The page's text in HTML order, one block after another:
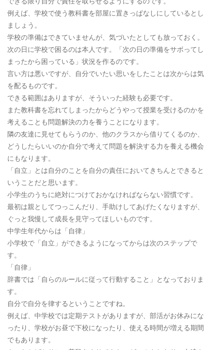
例えば、学校で使う教科書を部屋に置きっぱなしにしているとし
ましょう。
学校の準備はできていませんが、気づいたとしても放っておく。
次の日に学校で困るのは本人です。「次の日の準備をサボってし
まったから困っている」状況を作るのです。
言い方は悪いですが、自分でいたい思いをしたことは次からは気
を配るものです。
できる範囲はありますが、そういった経験も必要です。
また教科書を忘れてしまったからどうやって授業を受けるのかを
考えることも問題解決の力を養うことになります。
隣の友達に見せてもらうのか、他のクラスから借りてくるのか、
どうしたらいいのか自分で考えて問題を解決する力を養える機会
にもなります。
「自立」とは自分のことを自分の責任においてきちんとできると
いうことだと思います。
小学生のうちに絶対につけておかなければならない習慣です。
最初は親としてつっこんだり、手助けしてあげたくなりますが、
ぐっと我慢して成長を見守ってほしいものです。
中学生年代からは「自律」
小学校で「自立」ができるようになってからは次のステップで
す。
「自律」
辞書では「自らのルールに従って行動すること」となっておりま
す。
自分で自分を律するということですね。
例えば、中学校では定期テストがありますが、部活がお休みにな
ったり、学校がお昼で下校になったり、使える時間が増える期間
でもあります。